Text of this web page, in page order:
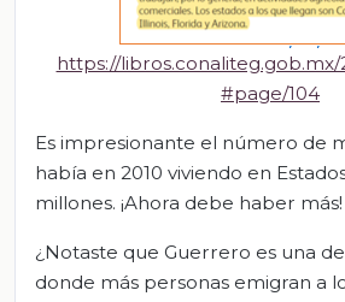
https://libros.conaliteg.gob.mx/
#page/104
Es impresionante el número de
había en 2010 viviendo en Estados
millones. ¡Ahora debe haber más!
¿Notaste que Guerrero es una
donde más personas emigran a